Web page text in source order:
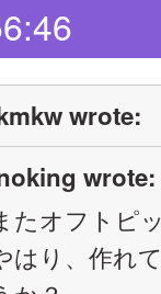
wrote:
wrote:
たオフトピ
はり、作れ